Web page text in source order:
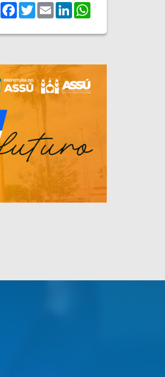
ShareFacebook
TwitterEmailLinkedIn